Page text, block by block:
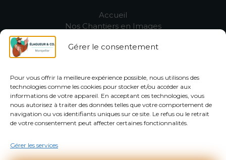
Gérer le consentement
Pour vous offrir la meilleure expérience possible, nous utilisons des
technologies comme les cookies pour stocker et/ou accéder aux
informations de votre appareil. En acceptant ces technologies, vous
nous autorisez à traiter des données telles que votre comportement de
navigation ou vos identifiants uniques sur ce site. Le refus ou le retrait
de votre consentement peut affecter certaines fonctionnalités.
Gérer les services
Accueil
Nos Chantiers en Images
-50% sur l’entretien du jardin à
Élagage Montpellier
Entretien jardin Montpellier
Abattage arbres Montpellier